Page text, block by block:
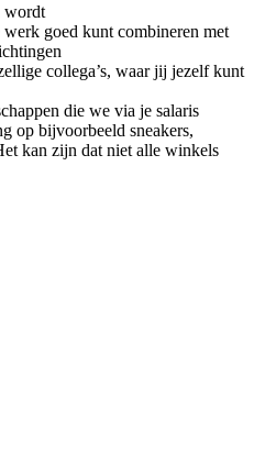
wordt
goed kunt combineren met
collega’s, waar jij jezelf kunt
die we via je salaris
op bijvoorbeeld sneakers,
kan zijn dat niet alle winkels